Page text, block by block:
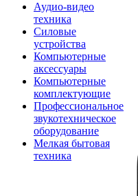
Аудио-видео
техника
Силовые
устройства
Компьютерные
аксессуары
Компьютерные
комплектующие
Профессиональное
звукотехническое
оборудование
Мелкая бытовая
техника